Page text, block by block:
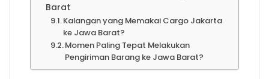
Barat
Kalangan yang Memakai Cargo Jakarta
ke Jawa Barat?
Momen Paling Tepat Melakukan
Pengiriman Barang ke Jawa Barat?